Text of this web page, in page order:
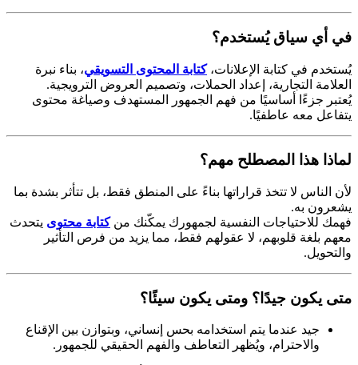
في أي سياق يُستخدم؟
يُستخدم في كتابة الإعلانات،كتابة المحتوى التسويقي، بناء نبرة
العلامة التجارية، إعداد الحملات، وتصميم العروض الترويجية.
يُعتبر جزءًا أساسيًا من فهم الجمهور المستهدف وصياغة محتوى
يتفاعل معه عاطفيًا.
لماذا هذا المصطلح مهم؟
لأن الناس لا تتخذ قراراتها بناءً على المنطق فقط، بل تتأثر بشدة بما
يشعرون به.
فهمك للاحتياجات النفسية لجمهورك يمكّنك منكتابة محتوى يتحدث
معهم بلغة قلوبهم، لا عقولهم فقط، مما يزيد من فرص التأثير
والتحويل.
متى يكون جيدًا؟ ومتى يكون سيئًا؟
جيد عندما يتم استخدامه بحس إنساني، وبتوازن بين الإقناع
والاحترام، ويُظهر التعاطف والفهم الحقيقي للجمهور.